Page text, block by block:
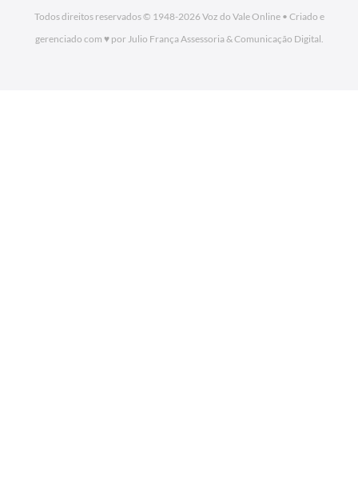
Todos direitos reservados © 1948-2026Voz do Vale Online• Criado e
gerenciado com ♥ por Julio França Assessoria& Comunicação Digital.